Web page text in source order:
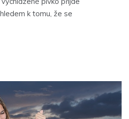
k tomu, že se